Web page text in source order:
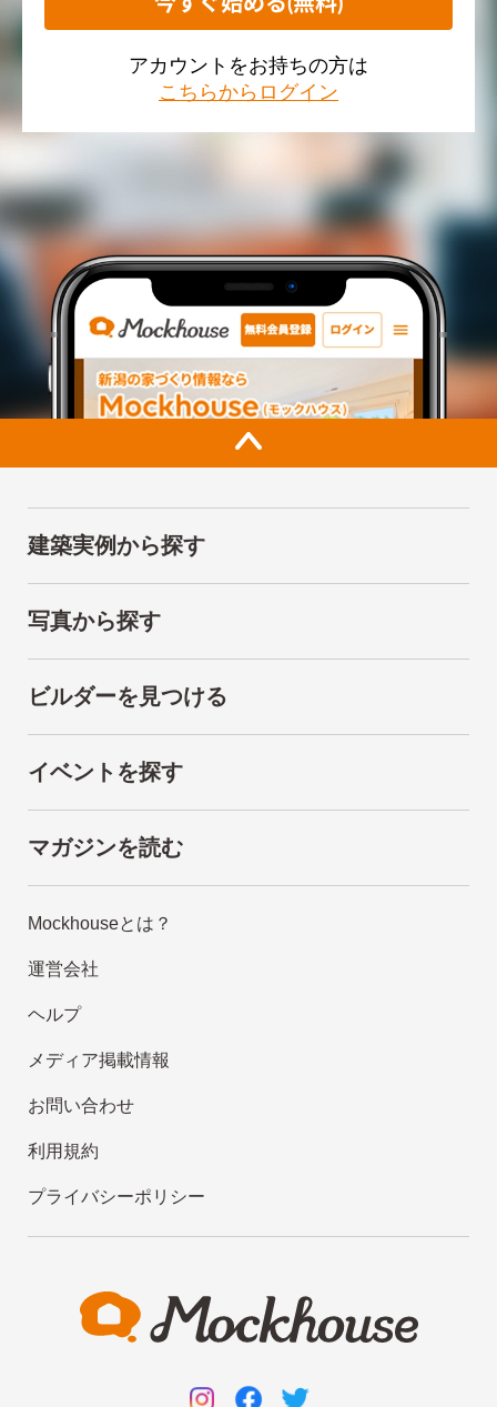
今すぐ始める(無料)
アカウントをお持ちの方は
こちらからログイン
建築実例から探す
写真から探す
ビルダーを見つける
イベントを探す
マガジンを読む
Mockhouseとは？
運営会社
ヘルプ
メディア掲載情報
お問い合わせ
利用規約
プライバシーポリシー